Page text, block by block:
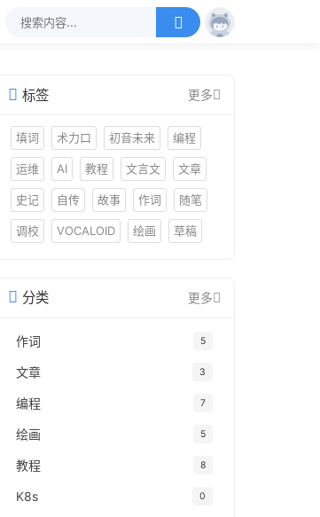
标签 更多
填词 术力口 初音未来 编程
运维 AI 教程 文言文 文章
史记 自传 故事 作词 随笔
调校 VOCALOID 绘画 草稿
分类 更多
作词 5
文章 3
编程 7
绘画 5
教程 8
K8s 0